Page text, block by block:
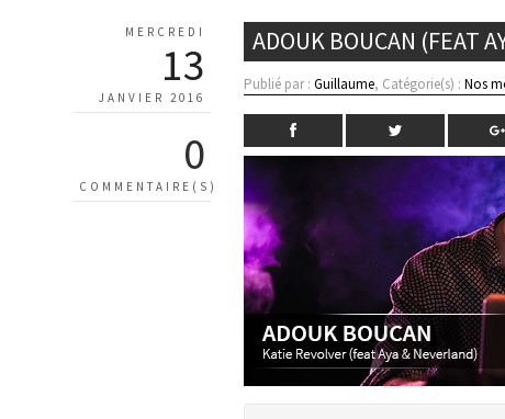
MERCREDI
13
JANVIER 2016
0
COMMENTAIRE(S)
ADOUK BOUCAN (FEAT
Publié par :Guillaume, Catégorie(s) :Nos